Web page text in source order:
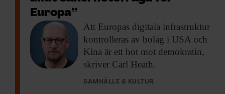
använda sina digitala muskler mot Europa?
Eller om de stora techbolagen efter
påtryckningar ändrar villkor i tjänster som
försvårar eller begränsar användning i
Europa? Vi har byggt våra samhällen på en
digital grund som vi inte själva kontrollerar
Europa”
Att Europas digitala infrastruktur
kontrolleras av bolag i USA och
Kina är ett hot mot demokratin,
skriver Carl Heath.
SAMHÄLLE & KULTUR